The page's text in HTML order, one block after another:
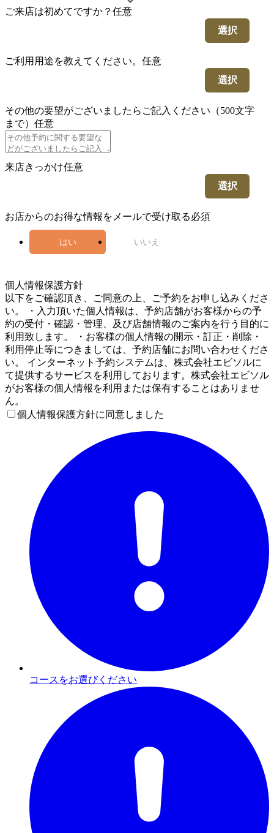
ご来店は初めてですか？ 任意
選択
ご利用用途を教えてください。 任意
選択
その他の要望がございましたらご記入ください（500文字
まで） 任意
来店きっかけ任意
選択
お店からのお得な情報をメールで受け取る必須
はい いいえ
個人情報保護方針
以下をご確認頂き、ご同意の上、ご予約をお申し込みくださ
い。 ・入力頂いた個人情報は、予約店舗がお客様からの予
約の受付・確認・管理、及び店舗情報のご案内を行う目的に
利用致します。 ・お客様の個人情報の開示・訂正・削除・
利用停止等につきましては、予約店舗にお問い合わせくださ
い。 インターネット予約システムは、株式会社エビソルに
て提供するサービスを利用しております。株式会社エビソル
がお客様の個人情報を利用または保有することはありませ
ん。
個人情報保護方針に同意しました
コースをお選びください